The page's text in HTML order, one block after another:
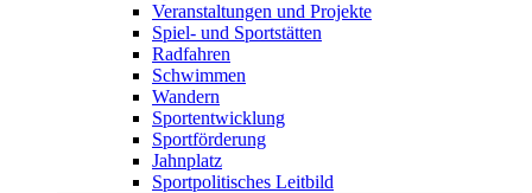
Veranstaltungen und Projekte
Spiel- und Sportstätten
Radfahren
Schwimmen
Wandern
Sportentwicklung
Sportförderung
Jahnplatz
Sportpolitisches Leitbild